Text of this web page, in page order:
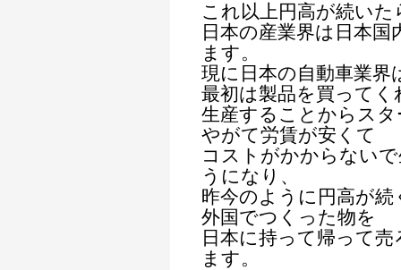
これ以上円高が続いた
日本の産業界は日本
ます。
現に日本の自動車業界
最初は製品を買ってく
生産することからス
やがて労賃が安くて
コストがかからない
うになり、
昨今のように円高が続
外国でつくった物を
日本に持って帰って
ます。